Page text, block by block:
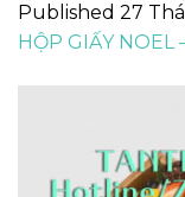
Published 27
HỘP GIẤY NOEL